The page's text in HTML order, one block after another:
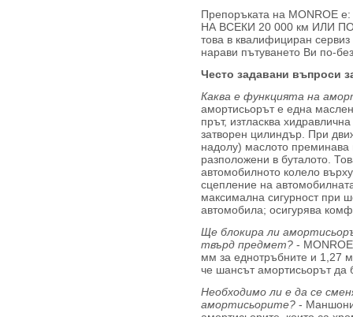
Препоръката на
НА ВСЕКИ 20 000 км ИЛИ
това в квалифициран
нарави пътуването Ви по-
Често задавани въпроси
Каква е функцията на
амортисьорът е една
прът, изтласква
затворен цилиндър. При
надолу) маслото преминава
разположени в буталото.
автомобилното колело
сцепление на
максимална сигурност при
автомобила; осигурява
Ще блокира ли
твърд предмет? -
мм за еднотръбните и 1,27
че шансът амортисьорът да
Необходимо ли е да се
амортисьорите? -